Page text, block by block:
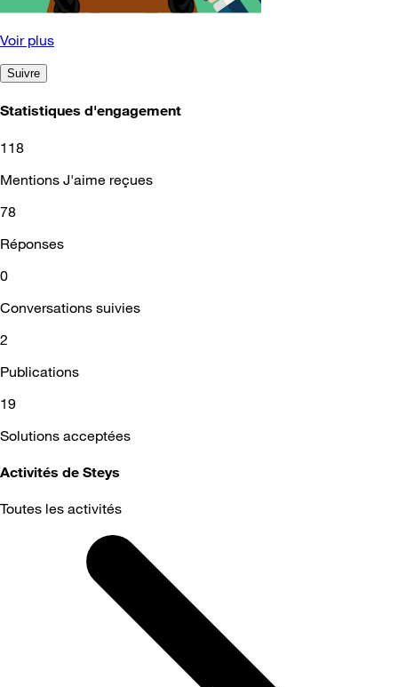
Voir plus
Suivre
Statistiques d'engagement
118
Mentions J'aime reçues
78
Réponses
0
Conversations suivies
2
Publications
19
Solutions acceptées
Activités de Steys
Toutes les activités